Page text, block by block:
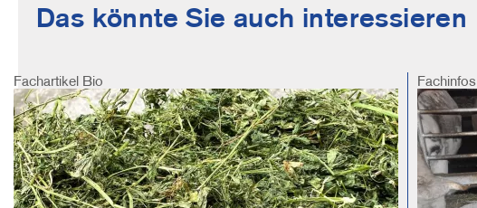
Das könnte Sie auch interessieren
Fachartikel Bio
Image
Fachinfos
Image